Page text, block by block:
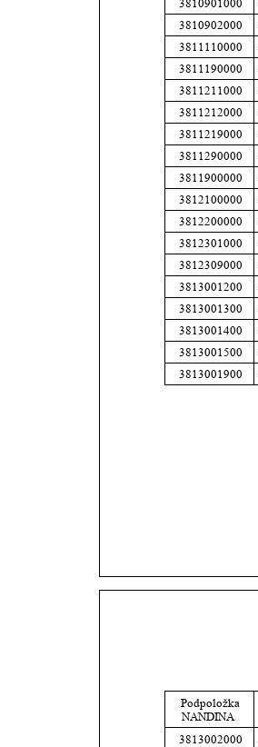
3810901000
3810902000
3811110000
3811190000
3811211000
3811212000
3811219000
3811290000
3811900000
3812100000
3812200000
3812301000
3812309000
3813001200
3813001300
3813001400
3813001500
3813001900
Podpoložka
NANDINA
3813002000